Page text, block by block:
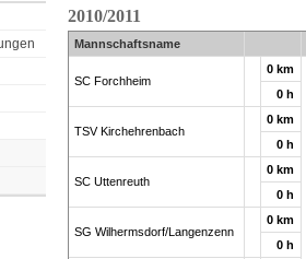
2010/2011
Mannschaftsname
SC Forchheim
0 km
0 h
TSV Kirchehrenbach
0 km
0 h
SC Uttenreuth
0 km
0 h
SG Wilhermsdorf/Langenzenn
0 km
0 h